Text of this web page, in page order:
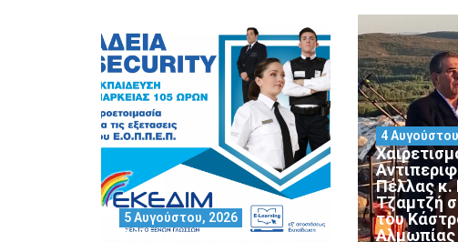
Θέλεις να αποκτήσεις
5 Αυγούστου, 2026
Πέλλας κ.
Τζαμτζή
του
Αλμωπίας
4